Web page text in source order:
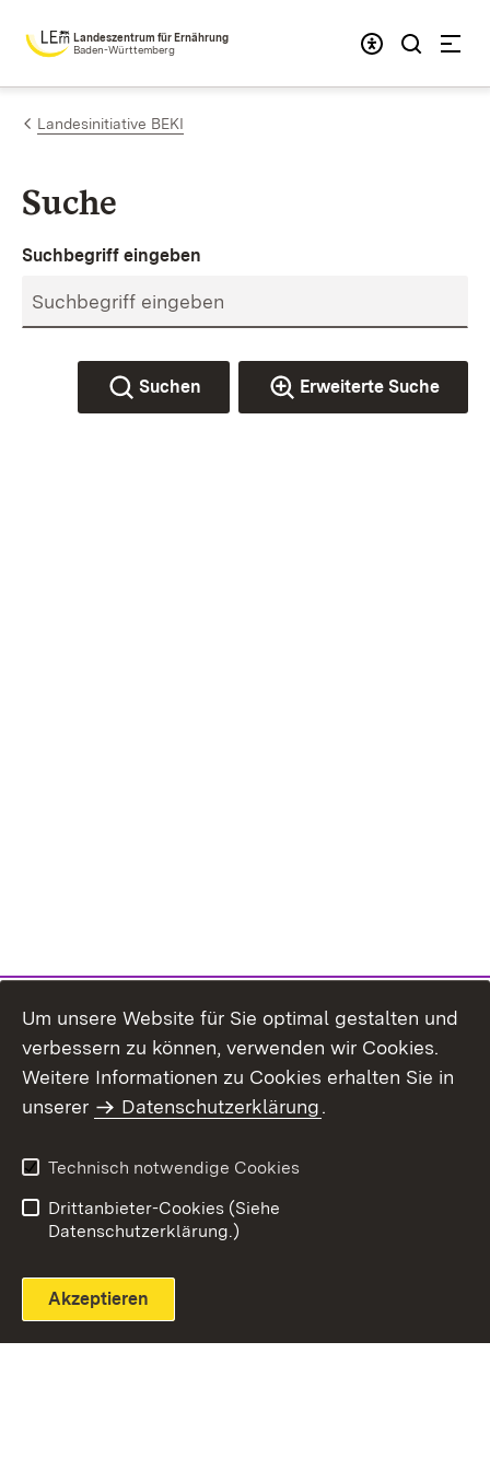
Zum Inhalt springen
Landeszentrum für Ernährung
Baden-Württemberg
Landesinitiative BEKI
Suche
Suchbegriff eingeben
Suchen Erweiterte Suche
Themenübersicht
Um unsere Website für Sie optimal gestalten und
verbessern zu können, verwenden wir Cookies.
Weitere Informationen zu Cookies erhalten Sie in
unserer
Datenschutzerklärung.
Technisch notwendige Cookies
Drittanbieter-Cookies (Siehe
Datenschutzerklärung.)
Akzeptieren